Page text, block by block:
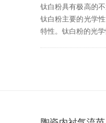
钛白粉具有极高的不透
钛白粉主要的光学
特性。钛白粉的光